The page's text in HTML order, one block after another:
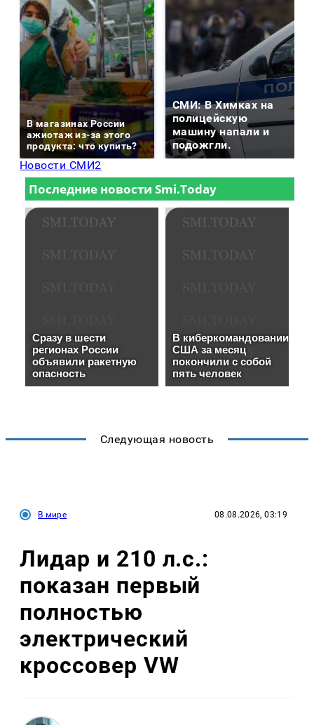
В магазинах России
ажиотаж из-за этого
продукта: что купить?
СМИ: В Химках на
полицейскую
машину напали и
подожгли.
Новости СМИ2
Следующая новость
В мире 08.08.2026, 03:19
Лидар и 210 л.с.:
показан первый
полностью
электрический
кроссовер VW